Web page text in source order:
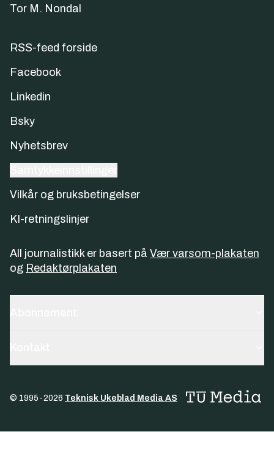
Tor M. Nondal
RSS-feed forside
Facebook
Linkedin
Bsky
Nyhetsbrev
Vilkår og bruksbetingelser
KI-retningslinjer
All journalistikk er basert på Vær varsom-plakaten
og Redaktørplakaten
© 1995-2026 Teknisk Ukeblad Media AS